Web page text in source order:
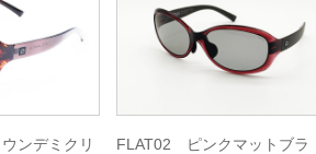
ンデミクリ
FLAT02 ピンクマットブラ